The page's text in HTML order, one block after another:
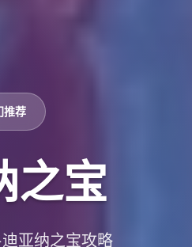
推荐
之宝
亚纳之宝攻略